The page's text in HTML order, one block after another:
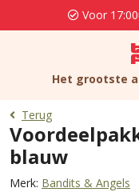
Voor
Het grootste
Terug
blauw
Merk: Bandits & Angels